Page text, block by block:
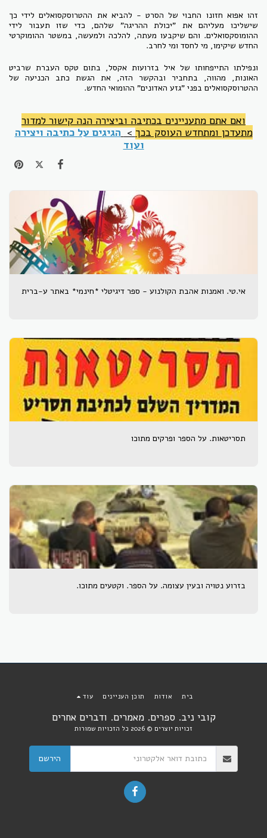
זהו אפוא חזונו החבוי של הסרט - להביא את ההטרוסקסואלים לידי כך
שישליכו מעליהם את "יכולת ההריגה" שלהם, כדי שזו תעבור לידי
ההומוסקסואלים. והם שיקבעו מעתה, להלכה ולמעשה, במשטר ההומוקרטי
החדש שיקימו, מי לחסד ומי לחרב.
ונפילתו התייפחותו של איל בזרועות אקסל, בתום טקס העברת שרביט
האונות, מהווה, בתחביר ובהקשר הזה, את הגשת כתב הכניעה של
ההטרוסקסואלים בפני "גזע האדונים" ההומואי החדש.
ואם אתם מתעניינים בכתיבה וביצירה הנה קישור למדור
מתעדכן ומתחדש העוסק בכך> הגיגים על כתיבה ויצירה
ועוד
אי.טי. ואמנות אהבת הקולנוע - ספר דיגיטלי *חינמי* באתר ע-ברית
תסריטאות. על הספר ופרקים מתוכו
בזרוע נטויה ובעין עצומה. על הספר. וקטעים מתוכו.
קובי ניב. ספרים. מאמרים. ודברים אחרים
זכויות יוצרים © 2026 כל הזכויות שמורות
בית אודות תוכן העניינים עוד
הירשם